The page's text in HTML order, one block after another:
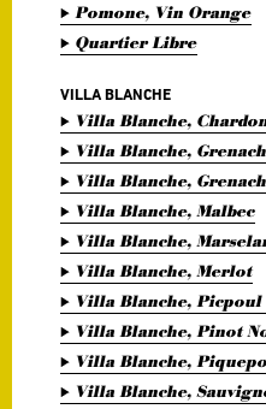
Pomone, Vin Orange
Quartier Libre
VILLA BLANCHE
Villa Blanche,
Villa Blanche,
Villa Blanche,
Villa Blanche, Malbec
Villa Blanche,
Villa Blanche, Merlot
Villa Blanche, Picpoul
Villa Blanche, Pinot
Villa Blanche,
Villa Blanche,